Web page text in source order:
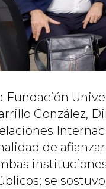
Fundación
González,
de
se